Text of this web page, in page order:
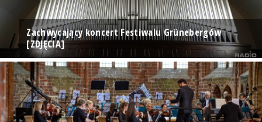
Zachwycający koncert Festiwalu Grünebergów
[ZDJĘCIA]